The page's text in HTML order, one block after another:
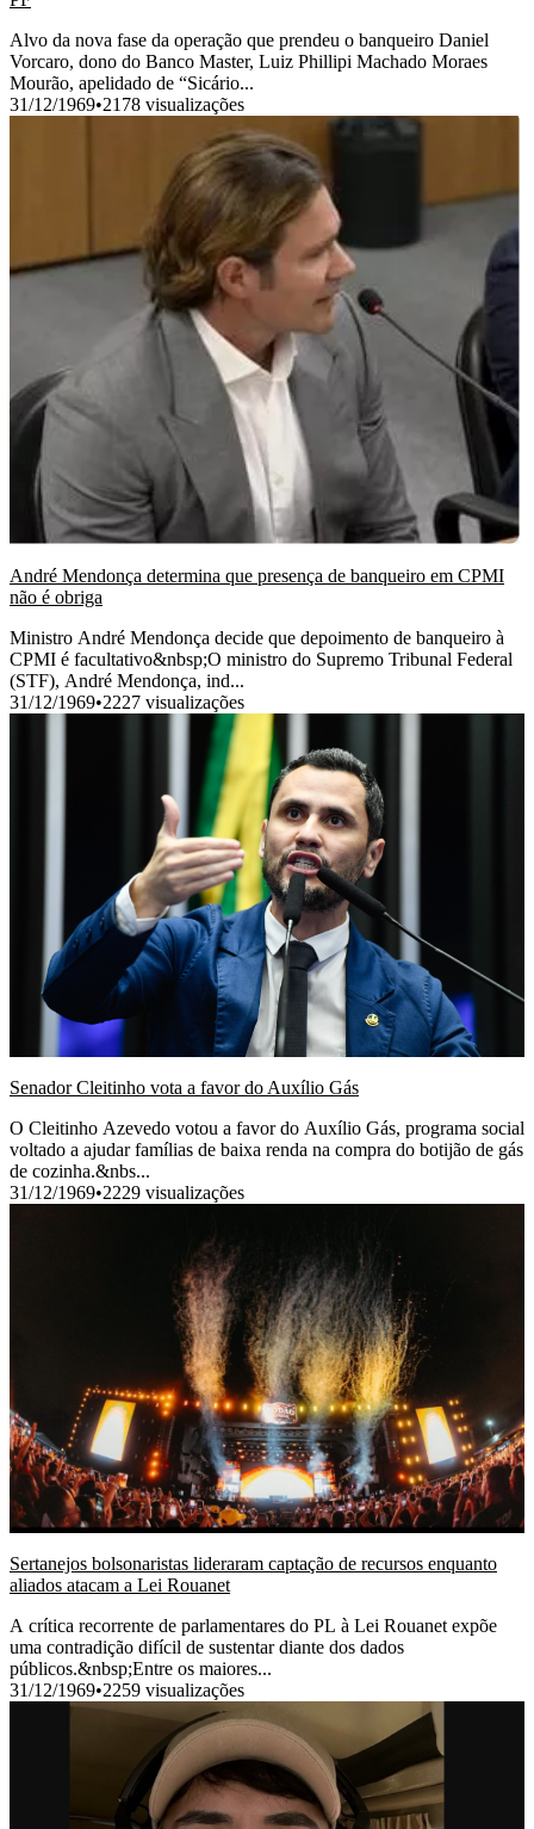
Alvo da nova fase da operação que prendeu o banqueiro Daniel
Vorcaro, dono do Banco Master, Luiz Phillipi Machado Moraes
Mourão, apelidado de “Sicário...
31/12/1969•2178 visualizações
André Mendonça determina que presença de banqueiro em CPMI
não é obriga
Ministro André Mendonça decide que depoimento de banqueiro à
CPMI é facultativo&nbsp;O ministro do Supremo Tribunal Federal
(STF), André Mendonça, ind...
31/12/1969•2227 visualizações
Senador Cleitinho vota a favor do Auxílio Gás
O Cleitinho Azevedo votou a favor do Auxílio Gás, programa social
voltado a ajudar famílias de baixa renda na compra do botijão de gás
de cozinha.&nbs...
31/12/1969•2229 visualizações
Sertanejos bolsonaristas lideraram captação de recursos enquanto
aliados atacam a Lei Rouanet
A crítica recorrente de parlamentares do PL à Lei Rouanet expõe
uma contradição difícil de sustentar diante dos dados
públicos.&nbsp;Entre os maiores...
31/12/1969•2259 visualizações